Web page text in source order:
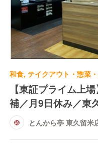
【東証プライム上
補／月9日休み／東
とんから亭 東久留米